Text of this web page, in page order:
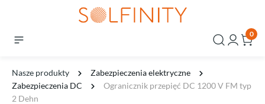
0
Nasze produkty
Zabezpieczenia elektryczne
Zabezpieczenia DC
Ogranicznik przepięć DC 1200 V FM typ
2 Dehn